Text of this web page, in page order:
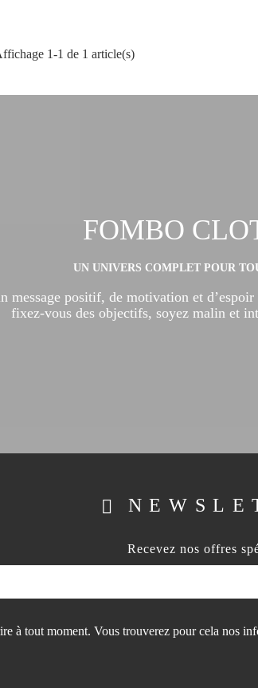
1-1 de 1 article(s)
FOMBO
UN UNIVERS COMPLET POUR
message positif, de motivation et
fixez-vous des objectifs, soyez malin et
Recevez nos offres
à tout moment. Vous trouverez pour cela nos